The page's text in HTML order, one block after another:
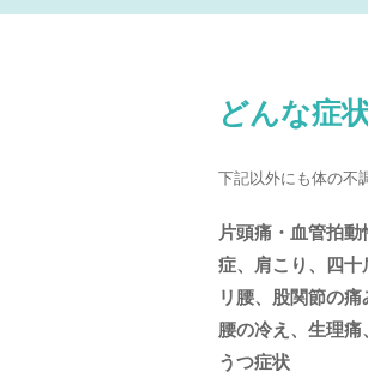
どんな症
下記以外にも体の不
片頭痛・血管拍
症、肩こり、四
リ腰、股関節の
腰の冷え、生理
うつ症状